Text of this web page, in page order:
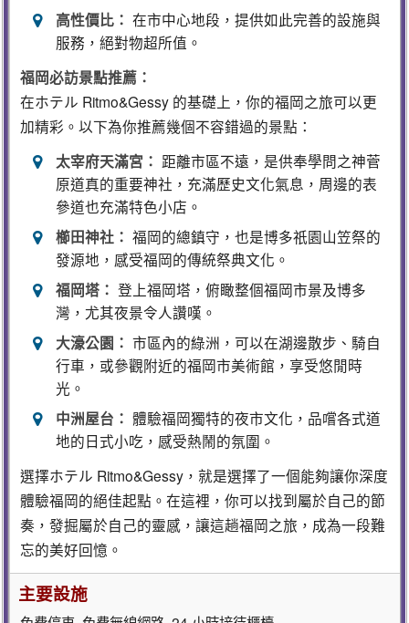
高性價比： 在市中心地段，提供如此完善的設施與
服務，絕對物超所值。
福岡必訪景點推薦：
在ホテル Ritmo&Gessy 的基礎上，你的福岡之旅可以更
加精彩。以下為你推薦幾個不容錯過的景點：
太宰府天滿宮： 距離市區不遠，是供奉學問之神菅
原道真的重要神社，充滿歷史文化氣息，周邊的表
參道也充滿特色小店。
櫛田神社： 福岡的總鎮守，也是博多祇園山笠祭的
發源地，感受福岡的傳統祭典文化。
福岡塔： 登上福岡塔，俯瞰整個福岡市景及博多
灣，尤其夜景令人讚嘆。
大濠公園： 市區內的綠洲，可以在湖邊散步、騎自
行車，或參觀附近的福岡市美術館，享受悠閒時
光。
中洲屋台： 體驗福岡獨特的夜市文化，品嚐各式道
地的日式小吃，感受熱鬧的氛圍。
選擇ホテル Ritmo&Gessy，就是選擇了一個能夠讓你深度
體驗福岡的絕佳起點。在這裡，你可以找到屬於自己的節
奏，發掘屬於自己的靈感，讓這趟福岡之旅，成為一段難
忘的美好回憶。
主要設施